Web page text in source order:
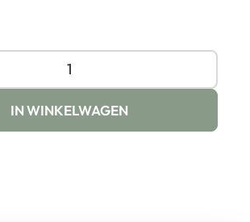
IN WINKELWAGEN